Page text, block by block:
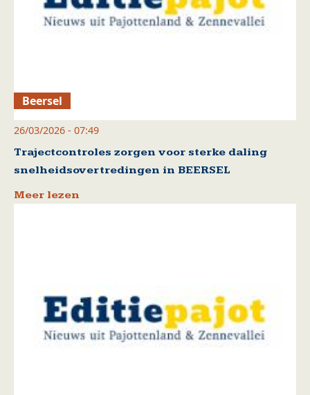
Beersel
26/03/2026 - 07:49
Trajectcontroles zorgen voor sterke daling
snelheidsovertredingen in BEERSEL
Meer lezen